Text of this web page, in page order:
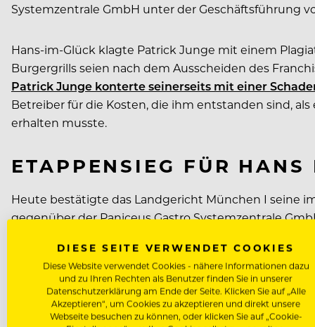
Systemzentrale GmbH unter der Geschäftsführung
Hans-im-Glück klagte Patrick Junge mit einem
Burgergrills seien nach dem Ausscheiden des
Patrick Junge konterte seinerseits mit einer
Betreiber für die Kosten, die ihm entstanden sind,
erhalten musste.
ETAPPENSIEG FÜR HANS
Heute bestätigte das Landgericht München I seine
gegenüber der Paniceus Gastro Systemzentrale
im-Glück-Burgergrills verblieb. Eine ausreichende
Da Paniceus das Urteil im Eilverfahren nicht
zu erwirken.
Hans-im-Glück-Geschäftsführer Johannes Bühler
DIESE SEITE VERWENDET COOKIES
Diese Website verwendet Cookies - nähere Informationen dazu
und zu Ihren Rechten als Benutzer finden Sie in unserer
Datenschutzerklärung am Ende der Seite. Klicken Sie auf „Alle
Akzeptieren“, um Cookies zu akzeptieren und direkt unsere
Webseite besuchen zu können, oder klicken Sie auf „Cookie-